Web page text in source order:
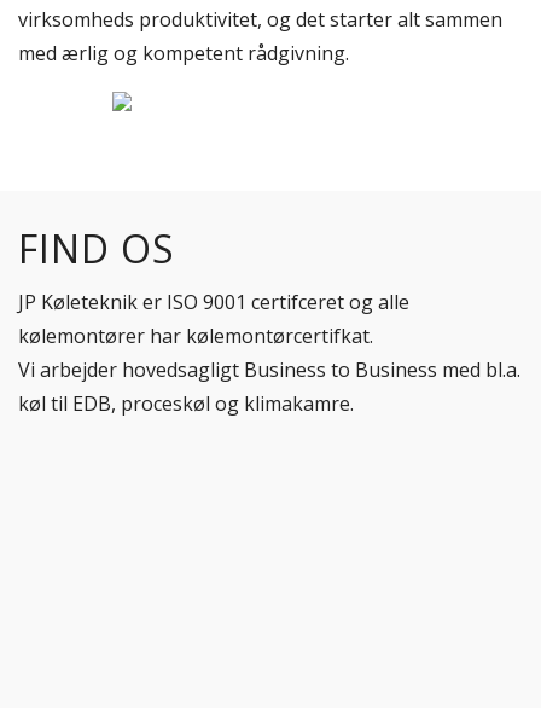
virksomheds produktivitet, og det starter alt sammen
med ærlig og kompetent rådgivning.
FIND OS
JP Køleteknik er ISO 9001 certifceret og alle
kølemontører har kølemontørcertifkat.
Vi arbejder hovedsagligt Business to Business med bl.a.
køl til EDB, proceskøl og klimakamre.